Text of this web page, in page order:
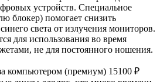
устройств. Специальное
блокер) помогает снизить
света от излучения мониторов.
для использования во время
не для постоянного ношения.
компьютером (премиум) 15100 ₽